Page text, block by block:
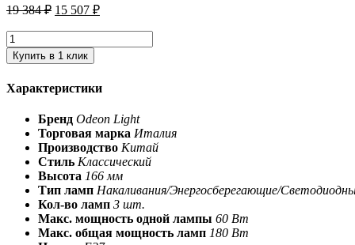
19 384₽ 15 507 ₽
Купить в 1 клик
Характеристики
Бренд Odeon Light
Торговая марка Италия
Производство Китай
Стиль Классический
Высота 166 мм
Тип ламп Накаливания/Энергосберегающие/
Кол-во ламп 3 шт.
Макс. мощность одной лампы 60 Вт
Макс. общая мощность ламп 180 Вт